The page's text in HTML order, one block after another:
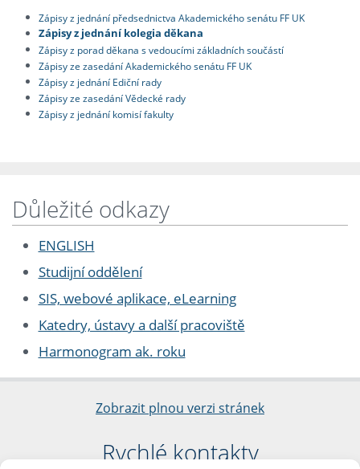
Zápisy z jednání předsednictva Akademického senátu FF UK
Zápisy z jednání kolegia děkana
Zápisy z porad děkana s vedoucími základních součástí
Zápisy ze zasedání Akademického senátu FF UK
Zápisy z jednání Ediční rady
Zápisy ze zasedání Vědecké rady
Zápisy z jednání komisí fakulty
Důležité odkazy
ENGLISH
Studijní oddělení
SIS, webové aplikace, eLearning
Katedry, ústavy a další pracoviště
Harmonogram ak. roku
Zobrazit plnou verzi stránek
Rychlé kontakty